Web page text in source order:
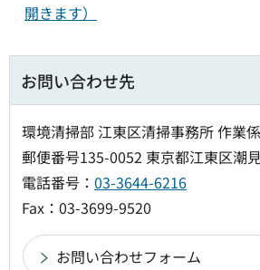
開きます）
お問い合わせ先
環境清掃部 江東区清掃事務所 作業係
郵便番号135-0052 東京都江東区潮
電話番号： 03-3644-6216
Fax：03-3699-9520